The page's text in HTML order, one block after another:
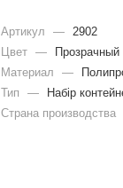
Артикул —
2902
Цвет —
Прозрачный
Материал
—
Тип
—
Набір
Страна производства